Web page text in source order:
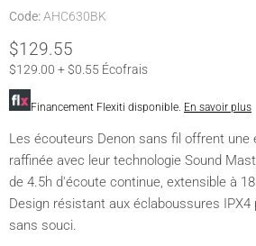
Code:AHC630BK
Prix actuel
$129.55
$129.00 + $0.55 Écofrais
Financement Flexiti disponible. En savoir plus
Les écouteurs Denon sans fil offrent une
raffinée avec leur technologie Sound
de 4.5h d'écoute continue, extensible à
Design résistant aux éclaboussures IPX4
sans souci.